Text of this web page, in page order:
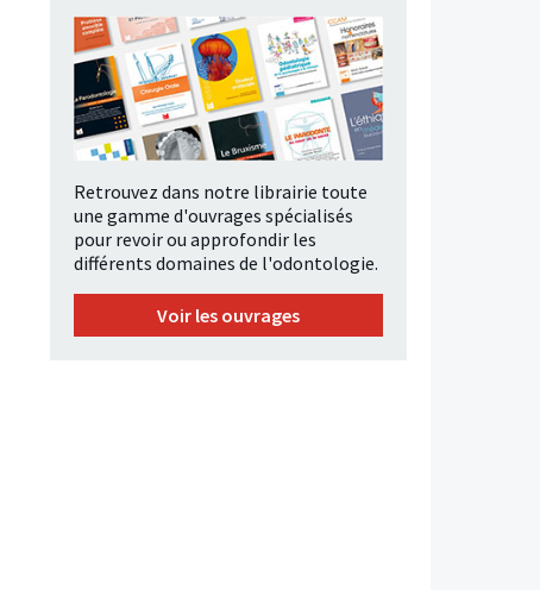
Retrouvez dans notre librairie toute
une gamme d'ouvrages spécialisés
pour revoir ou approfondir les
différents domaines de l'odontologie.
Voir les ouvrages